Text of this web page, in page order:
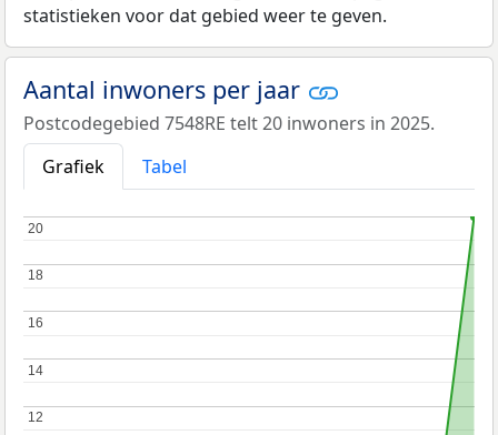
statistieken voor dat gebied weer te geven.
Aantal inwoners per jaar
Postcodegebied 7548RE telt 20 inwoners in 2025.
Grafiek
Tabel
12
12
14
14
16
16
18
18
20
20